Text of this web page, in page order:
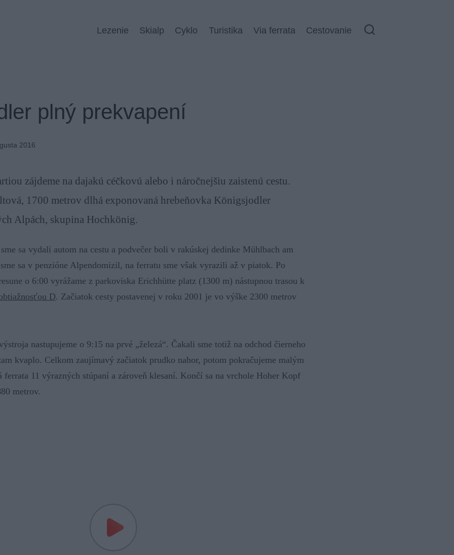
Lezenie Skialp Cyklo Turistika Via ferrata Cestovanie
plný prekvapení
2016
zájdeme na dajakú céčkovú alebo i náročnejšiu zaistenú cestu.
1700 metrov dlhá exponovaná hrebeňovka Königsjodler
Alpách, skupina Hochkönig.
sa vydali autom na cestu a podvečer boli v rakúskej dedinke Mühlbach am
sa v penzióne Alpendomizil, na ferratu sme však vyrazili až v piatok. Po
o 6:00 vyrážame z parkoviska Erichhütte platz (1300 m) nástupnou trasou k
D. Začiatok cesty postavenej v roku 2001 je vo výške 2300 metrov
nastupujeme o 9:15 na prvé „železá“. Čakali sme totiž na odchod čierneho
kvaplo. Celkom zaujímavý začiatok prudko nahor, potom pokračujeme malým
ferrata 11 výrazných stúpaní a zároveň klesaní. Končí sa na vrchole Hoher Kopf
metrov.